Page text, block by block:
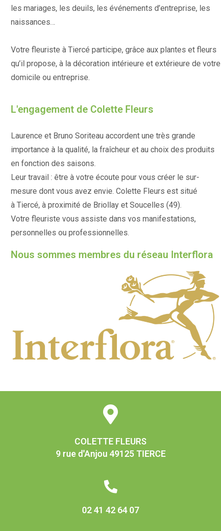
les mariages, les deuils, les événements d’entreprise, les
naissances…
Votre fleuriste à Tiercé participe, grâce aux plantes et fleurs
qu’il propose, à la décoration intérieure et extérieure de votre
domicile ou entreprise.
L'engagement de Colette Fleurs
Laurence et Bruno Soriteau accordent une très grande
importance à la qualité, la fraîcheur et au choix des produits
en fonction des saisons.
Leur travail : être à votre écoute pour vous créer le sur-
mesure dont vous avez envie. Colette Fleurs est situé
à Tiercé, à proximité de Briollay et Soucelles (49).
Votre fleuriste vous assiste dans vos manifestations,
personnelles ou professionnelles.
Nous sommes membres du réseau Interflora
COLETTE FLEURS
9 rue d'Anjou 49125 TIERCE
02 41 42 64 07